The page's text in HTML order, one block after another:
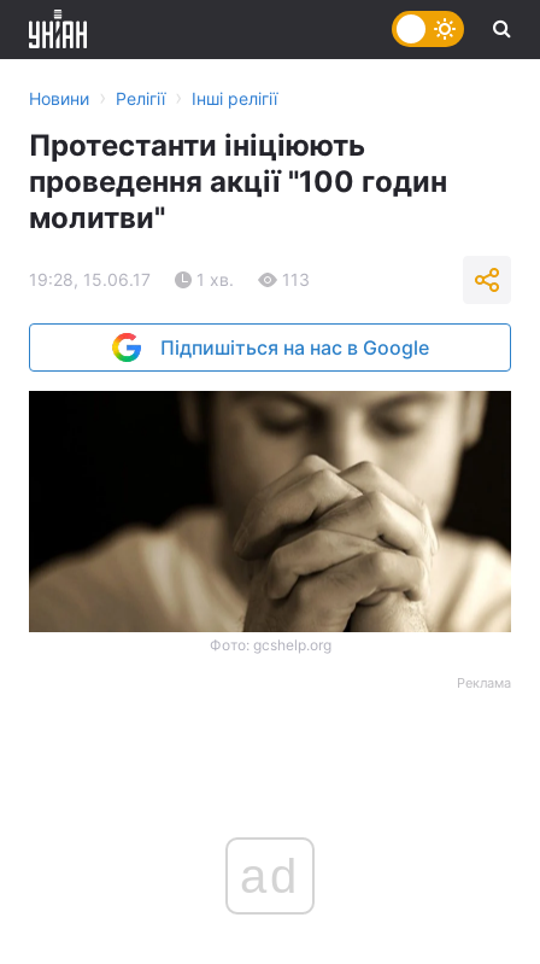
Новини › Релігії › Інші релігії
Протестанти ініціюють
проведення акції "100 годин
молитви"
19:28, 15.06.17 1 хв. 113
Підпишіться на нас в Google
Фото: gcshelp.org
Реклама
ad